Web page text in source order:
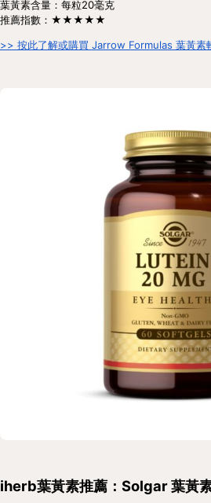
葉黃素含量：每粒20毫克
推薦指數：★★★★★
>> 按此了解或購買 Jarrow Formulas 葉黃素
iherb葉黃素推薦：Solgar 葉黃